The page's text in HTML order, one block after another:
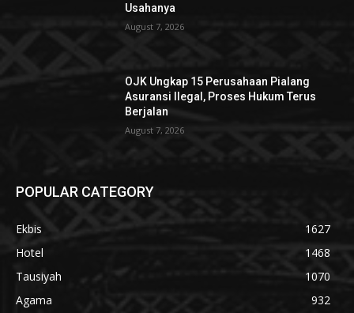
Usahanya
August 7, 2026
OJK Ungkap 15 Perusahaan Pialang
Asuransi Ilegal, Proses Hukum Terus
Berjalan
August 7, 2026
POPULAR CATEGORY
Ekbis
1627
Hotel
1468
Tausiyah
1070
Agama
932